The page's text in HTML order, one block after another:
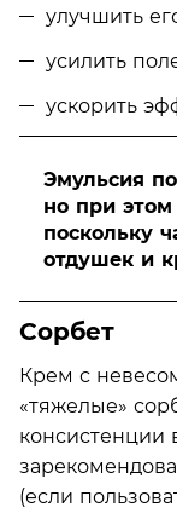
улучшить
усилить
ускорить
Эмульсия
но при
поскольку
отдушек и
Сорбет
Крем с
«тяжелые»
консистенции
(если